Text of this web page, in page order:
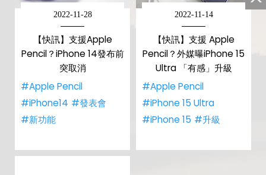
2022-11-28
【快訊】支援Apple
Pencil？iPhone 14發布前
突取消
#Apple Pencil
#iPhone14 #發表會
#新功能
2022-11-14
【快訊】支援 Apple
Pencil？外媒曝iPhone 15
Ultra 「有感」升級
#Apple Pencil
#iPhone 15 Ultra
#iPhone 15 #升級